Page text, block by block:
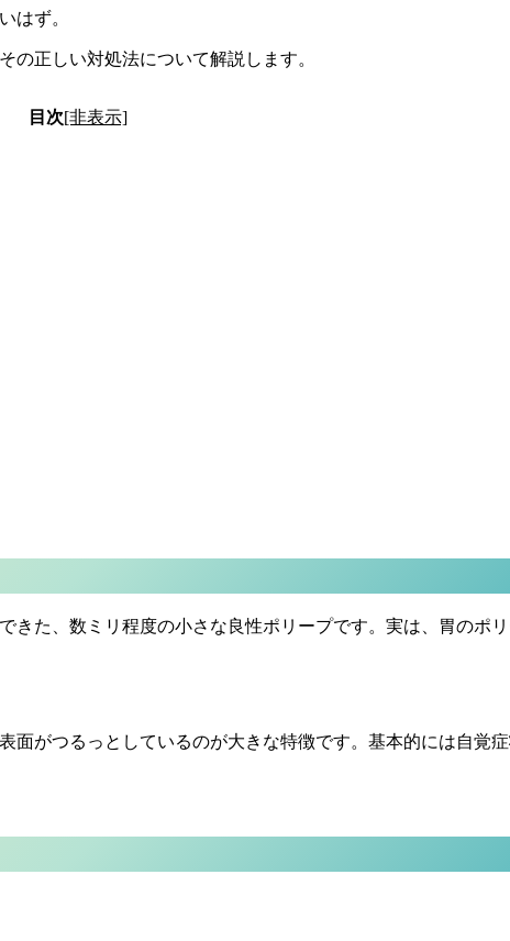
はず。
正しい対処法について解説します。
目次[非表示]
きた、数ミリ程度の小さな良性ポリープです。実は、胃のポ
がつるっとしているのが大きな特徴です。基本的には自覚